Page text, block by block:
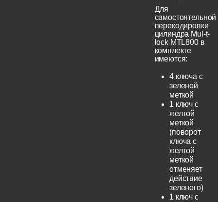
Для
самостоятельной
перекодировки
цилиндра Mul-t-
lock MTL800 в
комплекте
имеются:
4 ключа с
зеленой
меткой
1 ключ с
желтой
меткой
(поворот
ключа с
желтой
меткой
отменяет
действие
зеленого)
1 ключ с